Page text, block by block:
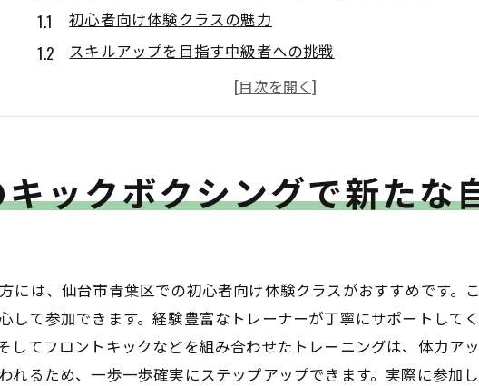
初心者向け体験クラスの魅力
スキルアップを目指す中級者への挑戦
上級者向けプログラムで技を磨く
新しい趣味として始めるキックボクシング
体験者の声から見るキックボクシングの効果
青葉区でのキックボクシング、初心者から上級者まで対応
上級者向けの戦略的トレーニング
それぞれのレベルに合った指導方法
キックボクシングを楽しむためのステップ
ックボクシングで新たな
には、仙台市青葉区での初心者向け体験クラスがおすすめです。
して参加できます。経験豊富なトレーナーが丁寧にサポートして
してフロントキックなどを組み合わせたトレーニングは、体力ア
れるため、一歩一歩確実にステップアップできます。実際に参加